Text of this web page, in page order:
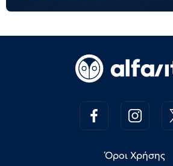
Όροι Χρήσης